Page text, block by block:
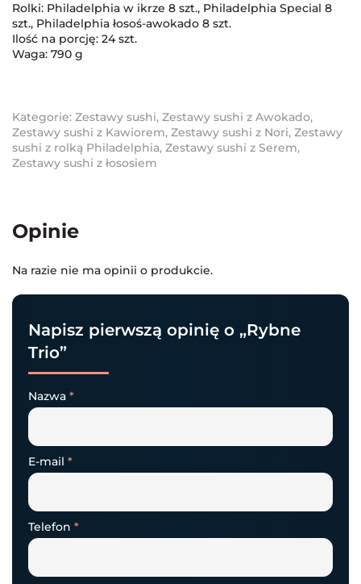
Rolki: Philadelphia w ikrze 8 szt., Philadelphia Special 8
szt., Philadelphia łosoś-awokado 8 szt.
Ilość na porcję: 24 szt.
Waga: 790 g
Kategorie: Zestawy sushi, Zestawy sushi z Awokado,
Zestawy sushi z Kawiorem, Zestawy sushi z Nori, Zestawy
sushi z rolką Philadelphia, Zestawy sushi z Serem,
Zestawy sushi z łososiem
Opinie
Na razie nie ma opinii o produkcie.
Napisz pierwszą opinię o „Rybne
Trio”
Nazwa *
E-mail *
Telefon *